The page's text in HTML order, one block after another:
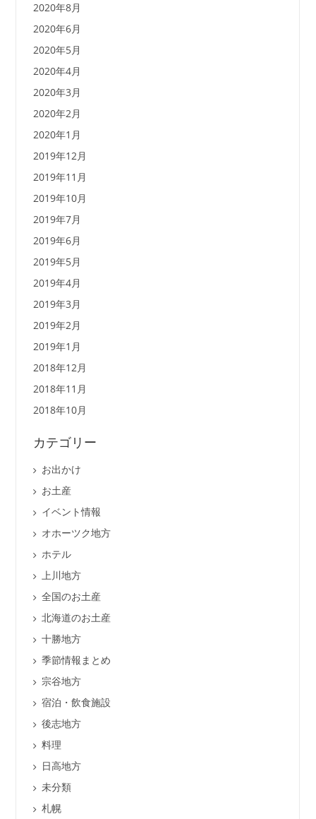
2020年8月
2020年6月
2020年5月
2020年4月
2020年3月
2020年2月
2020年1月
2019年12月
2019年11月
2019年10月
2019年7月
2019年6月
2019年5月
2019年4月
2019年3月
2019年2月
2019年1月
2018年12月
2018年11月
2018年10月
カテゴリー
お出かけ
お土産
イベント情報
オホーツク地方
ホテル
上川地方
全国のお土産
北海道のお土産
十勝地方
季節情報まとめ
宗谷地方
宿泊・飲食施設
後志地方
料理
日高地方
未分類
札幌